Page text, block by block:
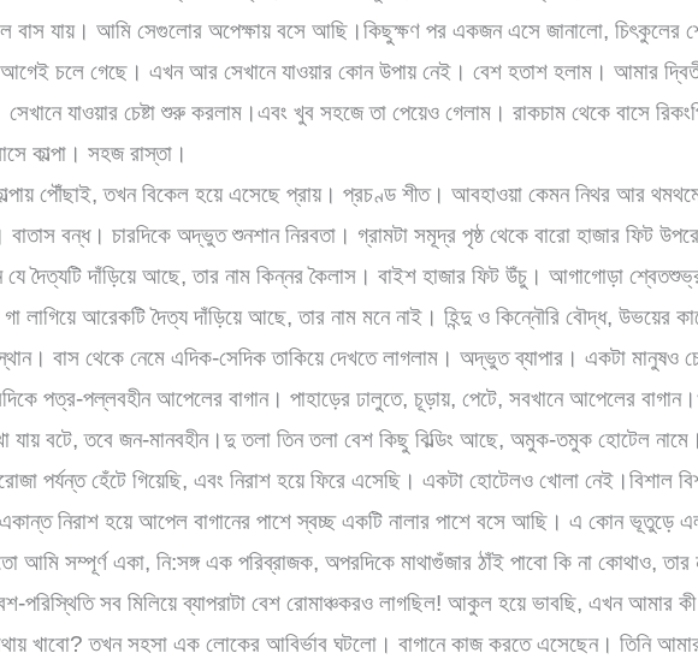
বাস যায়। আমি সেগুলোর অপেক্ষায় বসে আছি।কিছুক্ষণ পর একজন এসে জানালো, চিৎকুলের
আগেই চলে গেছে। এখন আর সেখানে যাওয়ার কোন উপায় নেই। বেশ হতাশ হলাম। আমার
সেখানে যাওয়ার চেষ্টা শুরু করলাম।এবং খুব সহজে তা পেয়েও গেলাম। রাকচাম থেকে বাসে
কাল্পা। সহজ রাস্তা।
পৌঁছাই, তখন বিকেল হয়ে এসেছে প্রায়। প্রচণ্ড শীত। আবহাওয়া কেমন নিথর আর
বন্ধ। চারদিকে অদ্ভুত শুনশান নিরবতা। গ্রামটা সমূদ্র পৃষ্ঠ থেকে বারো হাজার ফিট
যে দৈত্যটি দাঁড়িয়ে আছে, তার নাম কিন্নর কৈলাস। বাইশ হাজার ফিট উঁচু। আগাগোড়া
লাগিয়ে আরেকটি দৈত্য দাঁড়িয়ে আছে, তার নাম মনে নাই। হিন্দু ও কিন্নৌরি বৌদ্ধ, উভয়ের
বাস থেকে নেমে এদিক-সেদিক তাকিয়ে দেখতে লাগলাম। অদ্ভুত ব্যাপার। একটা মানুষও
পত্র-পল্লবহীন আপেলের বাগান। পাহাড়ের ঢালুতে, চূড়ায়, পেটে, সবখানে আপেলের
যায় বটে, তবে জন-মানবহীন।দু তলা তিন তলা বেশ কিছু বিল্ডিং আছে, অমুক-তমুক হোটেল
পর্যন্ত হেঁটে গিয়েছি, এবং নিরাশ হয়ে ফিরে এসেছি। একটা হোটেলও খোলা নেই।বিশাল
নিরাশ হয়ে আপেল বাগানের পাশে স্বচ্ছ একটি নালার পাশে বসে আছি। এ কোন ভূতুড়ে
আমি সম্পূর্ণ একা, নি:সঙ্গ এক পরিব্রাজক, অপরদিকে মাথাগুঁজার ঠাঁই পাবো কি না কোথাও, তার
পরিস্থিতি সব মিলিয়ে ব্যাপরাটা বেশ রোমাঞ্চকরও লাগছিল! আকুল হয়ে ভাবছি, এখন আমার
খাবো? তখন সহসা এক লোকের আবির্ভাব ঘটলো। বাগানে কাজ করতে এসেছেন। তিনি